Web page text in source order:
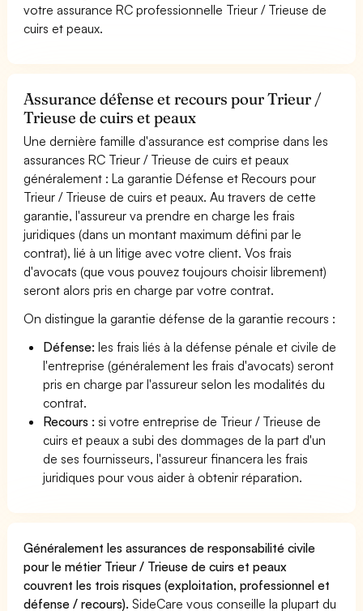
votre assurance RC professionnelle Trieur / Trieuse de
cuirs et peaux.
Assurance défense et recours pour Trieur /
Trieuse de cuirs et peaux
Une dernière famille d'assurance est comprise dans les
assurances RC Trieur / Trieuse de cuirs et peaux
généralement : La garantie Défense et Recours pour
Trieur / Trieuse de cuirs et peaux. Au travers de cette
garantie, l'assureur va prendre en charge les frais
juridiques (dans un montant maximum défini par le
contrat), lié à un litige avec votre client. Vos frais
d'avocats (que vous pouvez toujours choisir librement)
seront alors pris en charge par votre contrat.
On distingue la garantie défense de la garantie recours :
Défense: les frais liés à la défense pénale et civile de
l'entreprise (généralement les frais d'avocats) seront
pris en charge par l'assureur selon les modalités du
contrat.
Recours : si votre entreprise de Trieur / Trieuse de
cuirs et peaux a subi des dommages de la part d'un
de ses fournisseurs, l'assureur financera les frais
juridiques pour vous aider à obtenir réparation.
Généralement les assurances de responsabilité civile
pour le métier Trieur / Trieuse de cuirs et peaux
couvrent les trois risques (exploitation, professionnel et
défense / recours). SideCare vous conseille la plupart du